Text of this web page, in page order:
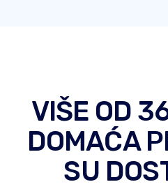
VIŠE OD
DOMAĆA
SU